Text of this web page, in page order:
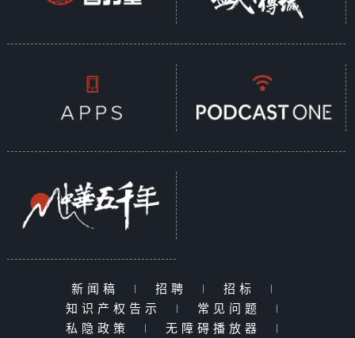
新闻稿 | 招聘 | 招标
|
知识产权告示
| 常见问题
|
私隐政策
| 无障碍播放器 |